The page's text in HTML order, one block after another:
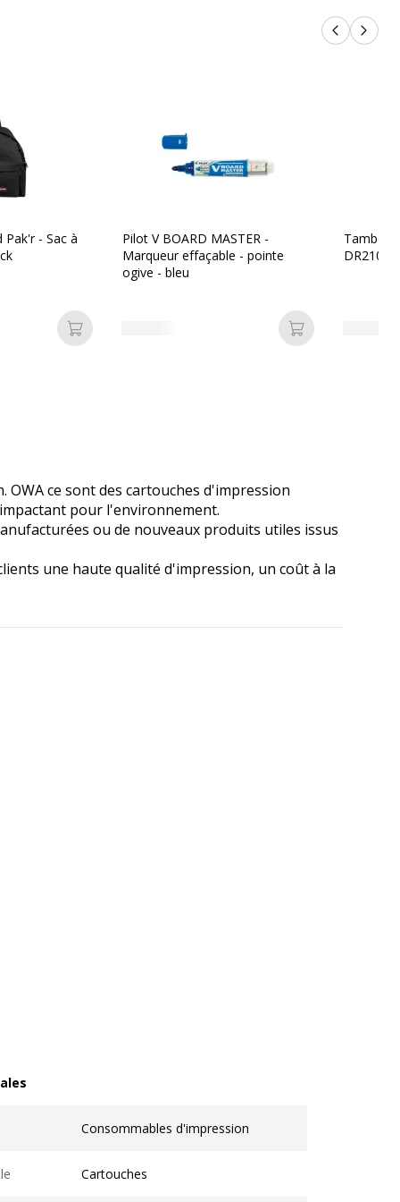
Produits
Pak'r - Sac à
Ajouter au panier
Pilot V BOARD MASTER -
Marqueur effaçable - pointe
ogive - bleu
Ajouter au
DR2100
ce sont des cartouches d'impression
pour l'environnement.
ou de nouveaux produits utiles issus
une haute qualité d'impression, un coût à la
Consommables d'impression
Cartouches